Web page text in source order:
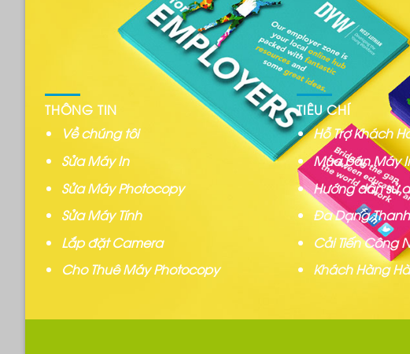
THÔNG TIN
Về chúng tôi
Sửa Máy In
Sửa Máy Photocopy
Sửa Máy Tính
Lắp đặt Camera
Cho Thuê Máy Photocopy
TIÊU CHÍ
Hỗ Trợ Khách
Mua bán Máy
Hướng dẫn sử
Đa Dạng
Cải Tiến Công
Khách Hàng